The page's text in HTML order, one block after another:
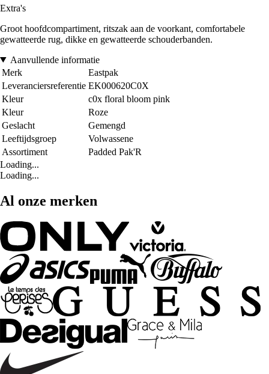
Extra's
Groot hoofdcompartiment, ritszak aan de voorkant, comfortabele
gewatteerde rug, dikke en gewatteerde schouderbanden.
Aanvullende informatie
Merk
Eastpak
Leveranciersreferentie EK000620C0X
Kleur
c0x floral bloom pink
Kleur
Roze
Geslacht
Gemengd
Leeftijdsgroep
Volwassene
Assortiment
Padded Pak'R
Loading...
Loading...
Al onze merken